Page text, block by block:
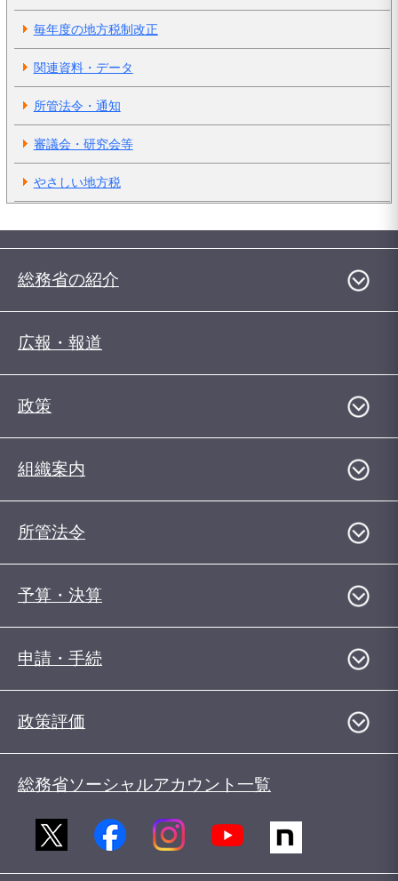
毎年度の地方税制改正
関連資料・データ
所管法令・通知
審議会・研究会等
やさしい地方税
総務省の紹介
広報・報道
政策
組織案内
所管法令
予算・決算
申請・手続
政策評価
総務省ソーシャルアカウント一覧